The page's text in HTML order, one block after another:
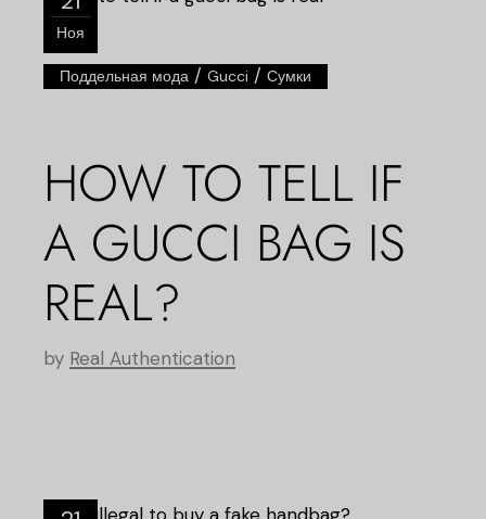
Ноя
Поддельная мода /Gucci /Сумки
HOW TO TELL IF
A GUCCI BAG IS
REAL?
by Real Authentication